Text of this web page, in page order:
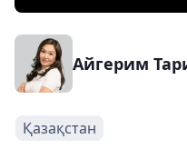
Айгерим
Қазақстан